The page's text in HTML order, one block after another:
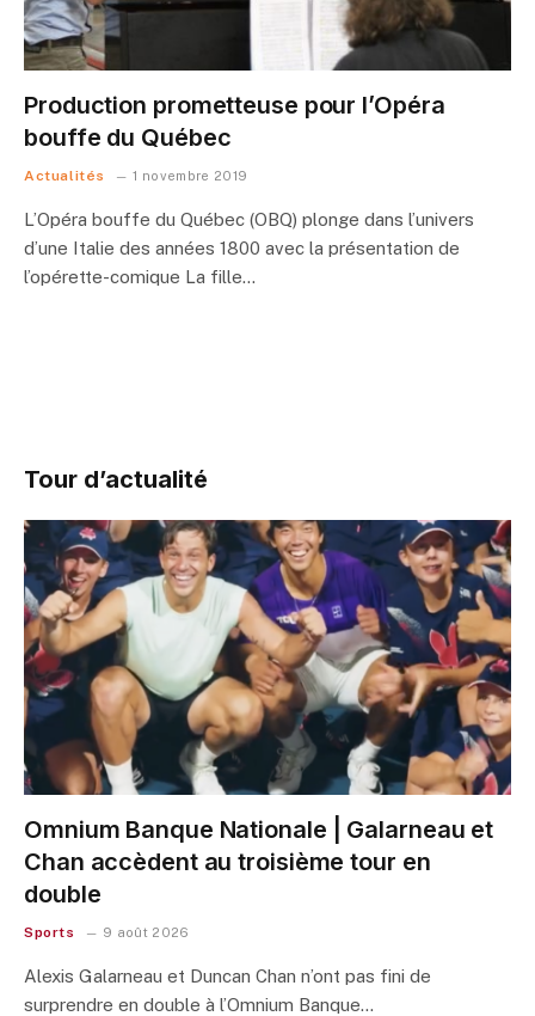
Production prometteuse pour l’Opéra
bouffe du Québec
Actualités 1 novembre 2019
L’Opéra bouffe du Québec (OBQ) plonge dans l’univers
d’une Italie des années 1800 avec la présentation de
l’opérette-comique La fille…
Tour d’actualité
Omnium Banque Nationale | Galarneau et
Chan accèdent au troisième tour en
double
Sports 9 août 2026
Alexis Galarneau et Duncan Chan n’ont pas fini de
surprendre en double à l’Omnium Banque…